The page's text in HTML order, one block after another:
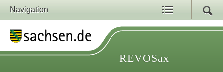
Navigation
REVOSax